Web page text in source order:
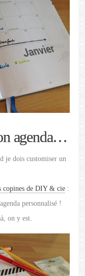
agenda…
je dois customiser un
copines de DIY & cie :
personnalisé !
on y est.